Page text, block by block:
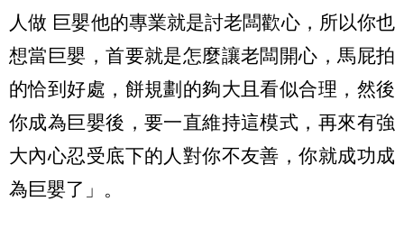
人做 巨嬰他的專業就是討老闆歡心，所以你也
想當巨嬰，首要就是怎麼讓老闆開心，馬屁拍
的恰到好處，餅規劃的夠大且看似合理，然後
你成為巨嬰後，要一直維持這模式，再來有強
大內心忍受底下的人對你不友善，你就成功成
為巨嬰了」。